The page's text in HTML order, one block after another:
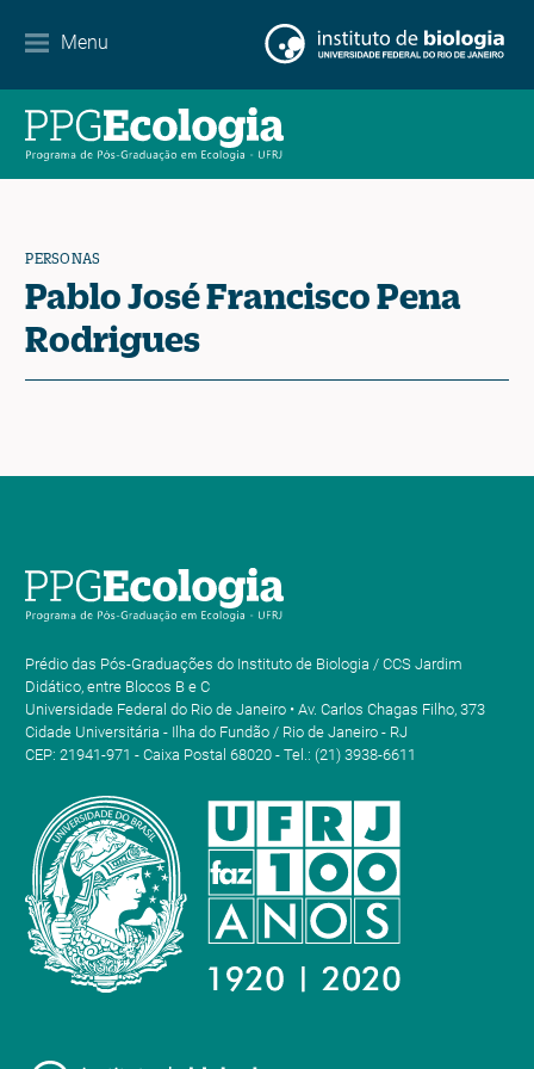
Menu
Noticias
EN ES
PERSONAS
Pablo José Francisco Pena
Rodrigues
Prédio das Pós-Graduações do Instituto de Biologia / CCS Jardim
Didático, entre Blocos B e C
Universidade Federal do Rio de Janeiro • Av. Carlos Chagas Filho, 373
Cidade Universitária - Ilha do Fundão / Rio de Janeiro - RJ
CEP: 21941-971 - Caixa Postal 68020 - Tel.: (21) 3938-6611